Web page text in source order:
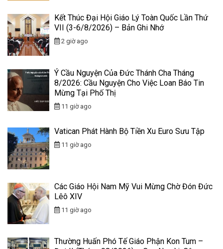
Kết Thúc Đại Hội Giáo Lý Toàn Quốc Lần Thứ
VII (3-6/8/2026) – Bản Ghi Nhớ
2 giờ ago
Ý Cầu Nguyện Của Đức Thánh Cha Tháng
8/2026: Cầu Nguyện Cho Việc Loan Báo Tin
Mừng Tại Phố Thị
11 giờ ago
Vatican Phát Hành Bộ Tiền Xu Euro Sưu Tập
11 giờ ago
Các Giáo Hội Nam Mỹ Vui Mừng Chờ Đón Đức
Lêô XIV
11 giờ ago
Thường Huấn Phó Tế Giáo Phận Kon Tum –